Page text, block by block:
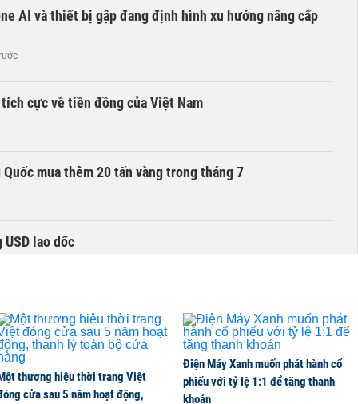
AI và thiết bị gập đang định hình xu hướng nâng cấp
cực về tiền đồng của Việt Nam
mua thêm 20 tấn vàng trong tháng 7
lao dốc
thương hiệu thời trang Việt
cửa sau 5 năm hoạt động,
Điện Máy Xanh muốn phát hành cổ
phiếu với tỷ lệ 1:1 để tăng thanh
khoản